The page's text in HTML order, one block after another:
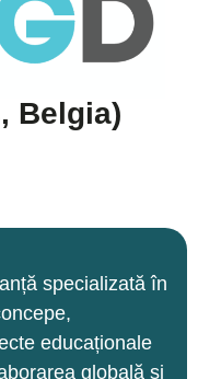
Belgia)
specializată în
educaționale
globală și